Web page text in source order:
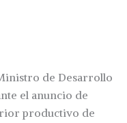
de Desarrollo
el anuncio de
productivo de